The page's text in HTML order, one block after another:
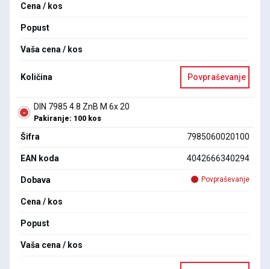
Cena / kos
Popust
Vaša cena / kos
Količina Povpraševanje
DIN 7985 4.8 ZnB M 6x 20
Pakiranje: 100 kos
Šifra 7985060020100
EAN koda 4042666340294
Dobava Povpraševanje
Cena / kos
Popust
Vaša cena / kos